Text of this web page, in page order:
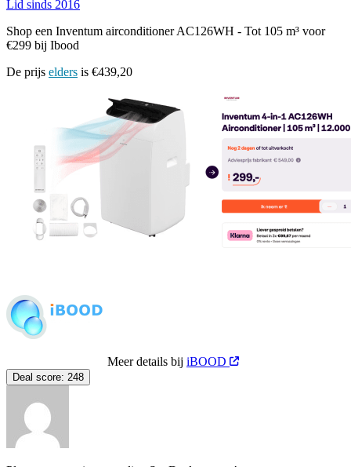
Lid sinds 2016
Shop een Inventum airconditioner AC126WH - Tot 105 m³ voor
€299 bij Ibood
De prijs elders is €439,20
Meer details bij iBOOD
Deal score: 248